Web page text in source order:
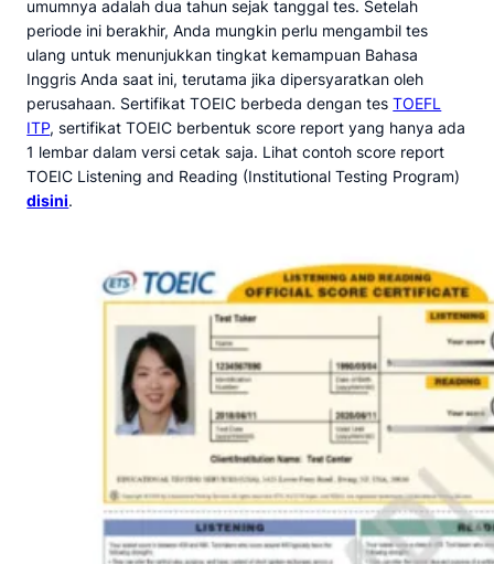
umumnya adalah dua tahun sejak tanggal tes. Setelah
periode ini berakhir, Anda mungkin perlu mengambil tes
ulang untuk menunjukkan tingkat kemampuan Bahasa
Inggris Anda saat ini, terutama jika dipersyaratkan oleh
perusahaan. Sertifikat TOEIC berbeda dengan tesTOEFL
ITP, sertifikat TOEIC berbentuk score report yang hanya ada
1 lembar dalam versi cetak saja. Lihat contoh score report
TOEIC Listening and Reading (Institutional Testing Program)
disini.